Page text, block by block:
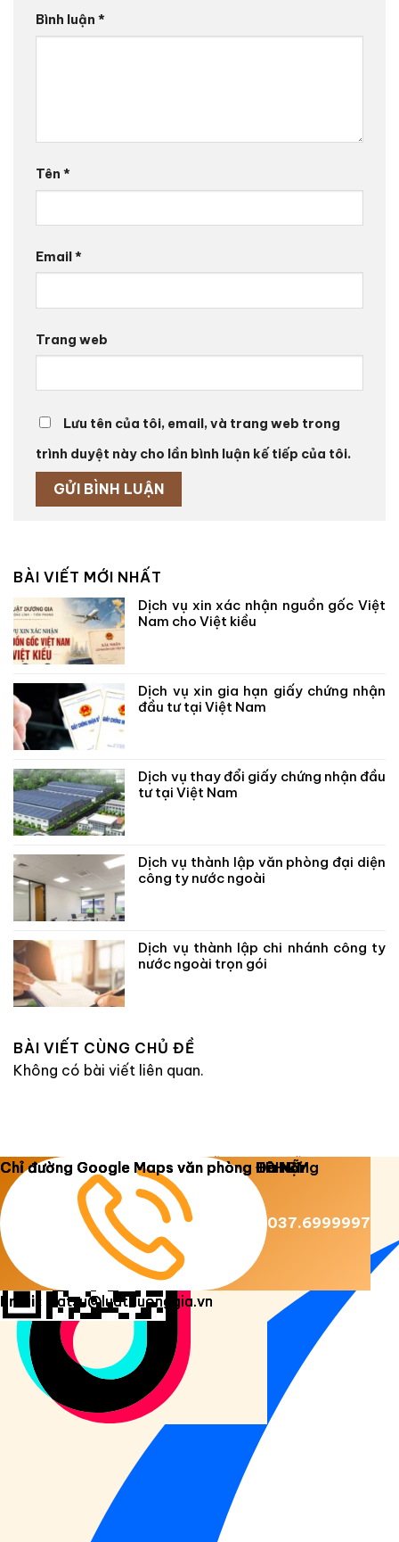
Bình luận *
Tên *
Email*
Trang web
Lưu tên của tôi, email, và trang web trong
trình duyệt này cho lần bình luận kế tiếp của tôi.
BÀI VIẾT MỚI NHẤT
Dịch vụ xin xác nhận nguồn gốc Việt
Nam cho Việt kiều
Dịch vụ xin gia hạn giấy chứng nhận
đầu tư tại Việt Nam
Dịch vụ thay đổi giấy chứng nhận đầu
tư tại Việt Nam
Dịch vụ thành lập văn phòng đại diện
công ty nước ngoài
Dịch vụ thành lập chi nhánh công ty
nước ngoài trọn gói
BÀI VIẾT CÙNG CHỦ ĐỀ
Không có bài viết liên quan.
Copyright 2026 © Luật Dương Gia